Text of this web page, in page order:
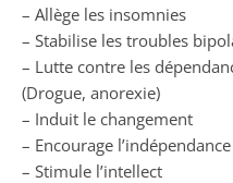
– Allège les insomnies
– Stabilise les troubles
– Lutte contre les
(Drogue, anorexie)
– Induit le changement
– Encourage l’indépendance
– Stimule l’intellect